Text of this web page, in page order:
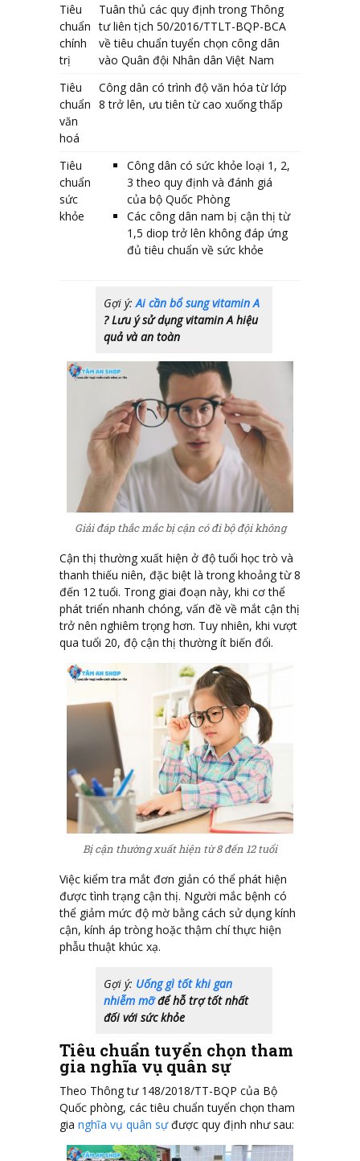
Tiêu
chuẩn
chính
trị
Tuân thủ các quy định trong Thông
tư liên tịch 50/2016/TTLT-BQP-BCA
về tiêu chuẩn tuyển chọn công dân
vào Quân đội Nhân dân Việt Nam
Tiêu
chuẩn
văn
hoá
Công dân có trình độ văn hóa từ lớp
8 trở lên, ưu tiên từ cao xuống thấp
Tiêu
chuẩn
sức
khỏe
Công dân có sức khỏe loại 1, 2,
3 theo quy định và đánh giá
của bộ Quốc Phòng
Các công dân nam bị cận thị từ
1,5 diop trở lên không đáp ứng
đủ tiêu chuẩn về sức khỏe
Gợi ý:Ai cần bổ sung vitamin A
? Lưu ý sử dụng vitamin A hiệu
quả và an toàn
Giải đáp thắc mắc bị cận có đi bộ đội không
Cận thị thường xuất hiện ở độ tuổi học trò và
thanh thiếu niên, đặc biệt là trong khoảng từ 8
đến 12 tuổi. Trong giai đoạn này, khi cơ thể
phát triển nhanh chóng, vấn đề về mắt cận thị
trở nên nghiêm trọng hơn. Tuy nhiên, khi vượt
qua tuổi 20, độ cận thị thường ít biến đổi.
Bị cận thường xuất hiện từ 8 đến 12 tuổi
Việc kiểm tra mắt đơn giản có thể phát hiện
được tình trạng cận thị. Người mắc bệnh có
thể giảm mức độ mờ bằng cách sử dụng kính
cận, kính áp tròng hoặc thậm chí thực hiện
phẫu thuật khúc xạ.
Gợi ý: Uống gì tốt khi gan
nhiễm mỡđể hỗ trợ tốt nhất
đối với sức khỏe
Tiêu chuẩn tuyển chọn tham
gia nghĩa vụ quân sự
Theo Thông tư 148/2018/TT-BQP của Bộ
Quốc phòng, các tiêu chuẩn tuyển chọn tham
gia nghĩa vụ quân sựđược quy định như sau: